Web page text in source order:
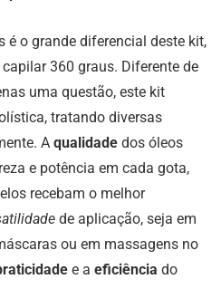
é o grande diferencial deste kit,
360 graus. Diferente de
uma questão, este kit
tratando diversas
A qualidade dos óleos
e potência em cada gota,
recebam o melhor
de aplicação, seja em
ou em massagens no
e a eficiência do